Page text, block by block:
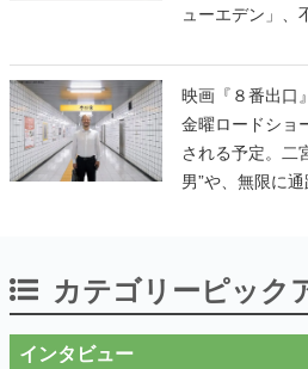
ューエデン」、
人間を増やし
映画『８番出口
金曜ロードショ
される予定。二
男”や、無限に
カテゴリーピック
インタビュー